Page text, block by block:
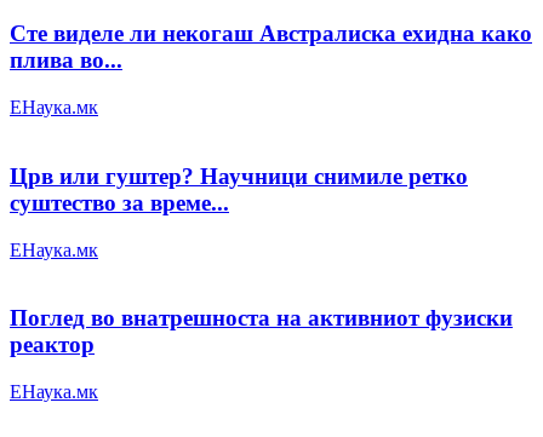
Сте виделе ли некогаш Австралиска ехидна како
плива во...
ЕНаука.мк
Црв или гуштер? Научници снимиле ретко
суштество за време...
ЕНаука.мк
Поглед во внатрешноста на активниот фузиски
реактор
ЕНаука.мк